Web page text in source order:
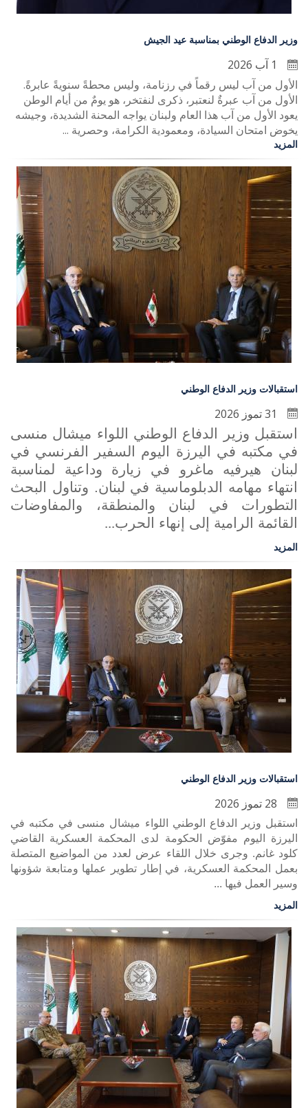
وزير الدفاع الوطني بمناسبة عيد الجيش
الأول من آب ليس رقماً في رزنامة، وليس محطةً سنويةً عابرةً.
الأول من آب عبرةٌ لنعتبر، ذكرى لنفتخر، هو يومٌ من أيام الوطن
يعود الأول من آب هذا العام ولبنان يواجه المحنة الشديدة، وجيشه
يخوض امتحان السيادة، ومعمودية الكرامة، وحصرية ...
المزيد
استقبالات وزير الدفاع الوطني
استقبل وزير الدفاع الوطني اللواء ميشال منسى
في مكتبه في اليرزة اليوم السفير الفرنسي في
لبنان هيرفيه ماغرو في زيارة وداعية لمناسبة
انتهاء مهامه الدبلوماسية في لبنان. وتناول البحث
التطورات في لبنان والمنطقة، والمفاوضات
القائمة الرامية إلى إنهاء الحرب...
المزيد
استقبالات وزير الدفاع الوطني
استقبل وزير الدفاع الوطني اللواء ميشال منسى في مكتبه في
اليرزة اليوم مفوّض الحكومة لدى المحكمة العسكرية القاضي
كلود غانم. وجرى خلال اللقاء عرض لعدد من المواضيع المتصلة
بعمل المحكمة العسكرية، في إطار تطوير عملها ومتابعة شؤونها
وسير العمل فيها ...
المزيد